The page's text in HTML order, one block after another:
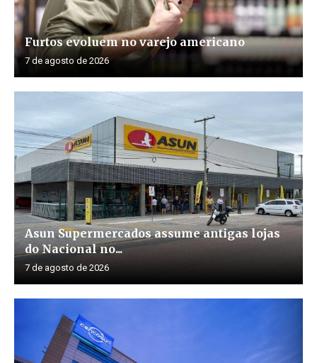
Furtos evoluem no varejo americano
7 de agosto de 2026
Asun Supermercados assume antigas lojas
do Nacional no...
7 de agosto de 2026